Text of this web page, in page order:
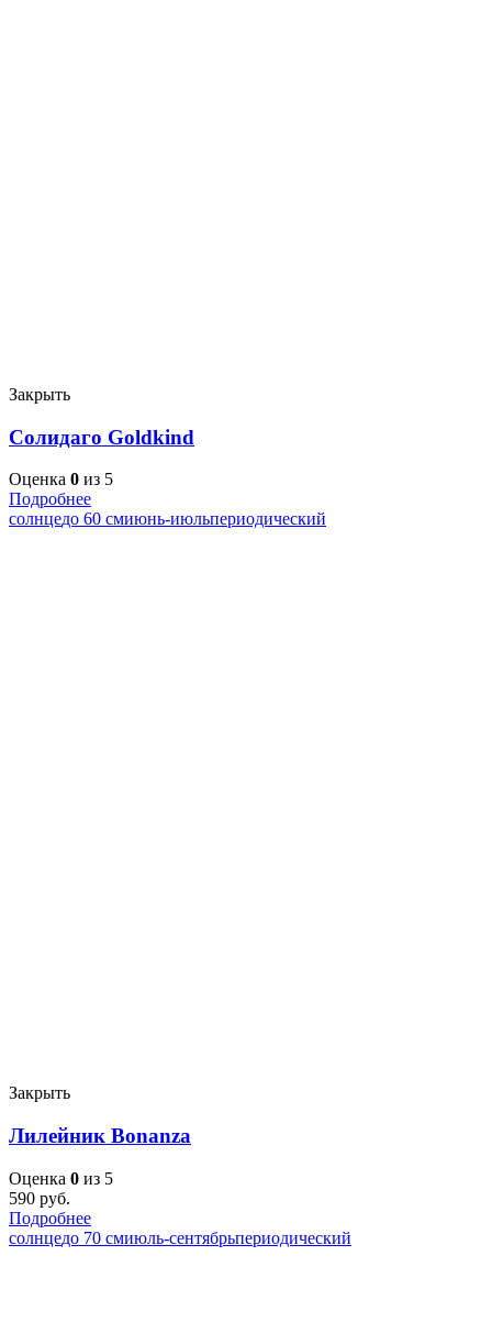
Закрыть
Солидаго Goldkind
Оценка 0 из 5
Подробнее
солнцедо 60 смиюнь-июльпериодический
Закрыть
Лилейник Bonanza
Оценка 0 из 5
590 руб.
Подробнее
солнцедо 70 смиюль-сентябрьпериодический